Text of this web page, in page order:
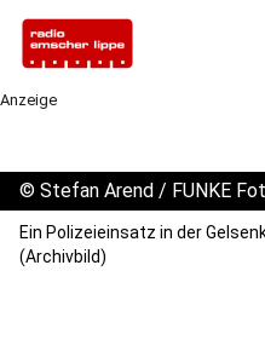
Anzeige
© Stefan Arend / FUNKE
Ein Polizeieinsatz in der
(Archivbild)